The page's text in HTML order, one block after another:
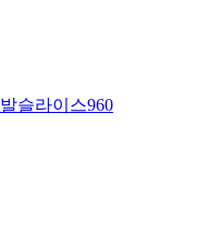
슬라이스960